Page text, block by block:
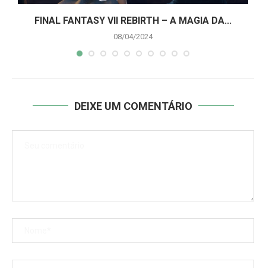
FINAL FANTASY VII REBIRTH – A MAGIA DA...
08/04/2024
DEIXE UM COMENTÁRIO